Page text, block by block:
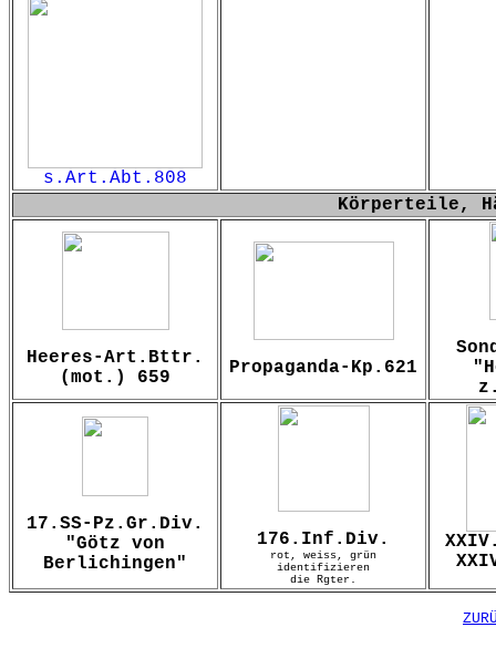
s.Art.Abt.808
Körperteile,
Heeres-Art.Bttr.
(mot.) 659
Propaganda-Kp.621
17.SS-Pz.Gr.Div.
"Götz von
Berlichingen"
176.Inf.Div.
rot, weiss, grün
identifizieren
die Rgter.